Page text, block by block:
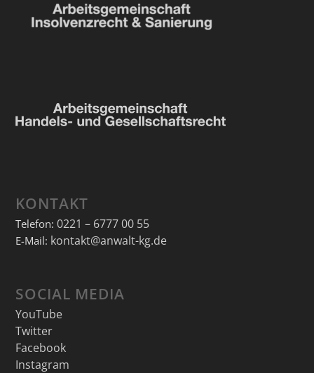
KONTAKT
Telefon: 0221 – 6777 00 55
E-Mail: kontakt@anwalt-kg.de
SOCIAL MEDIA
YouTube
Twitter
Facebook
Instagram